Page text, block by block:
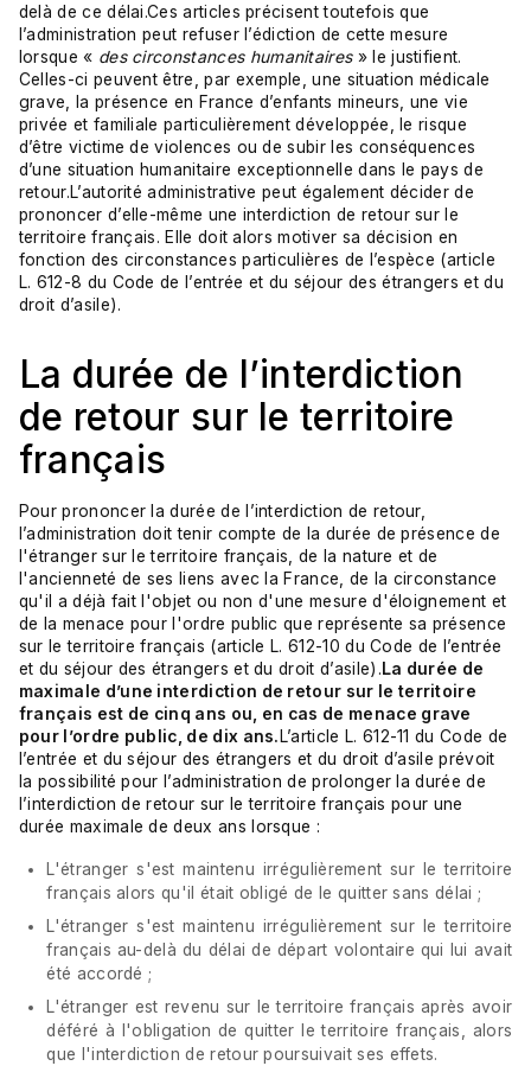
delà de ce délai.Ces articles précisent toutefois que
l’administration peut refuser l’édiction de cette mesure
lorsque « des circonstances humanitaires» le justifient.
Celles-ci peuvent être, par exemple, une situation médicale
grave, la présence en France d’enfants mineurs, une vie
privée et familiale particulièrement développée, le risque
d’être victime de violences ou de subir les conséquences
d’une situation humanitaire exceptionnelle dans le pays de
retour.L’autorité administrative peut également décider de
prononcer d’elle-même une interdiction de retour sur le
territoire français. Elle doit alors motiver sa décision en
fonction des circonstances particulières de l’espèce (article
L. 612-8 du Code de l’entrée et du séjour des étrangers et du
droit d’asile).
La durée de l’interdiction
de retour sur le territoire
français
Pour prononcer la durée de l’interdiction de retour,
l’administration doit tenir compte de la durée de présence de
l'étranger sur le territoire français, de la nature et de
l'ancienneté de ses liens avec la France, de la circonstance
qu'il a déjà fait l'objet ou non d'une mesure d'éloignement et
de la menace pour l'ordre public que représente sa présence
sur le territoire français (article L. 612-10 du Code de l’entrée
et du séjour des étrangers et du droit d’asile).La durée de
maximale d’une interdiction de retour sur le territoire
français est de cinq ans ou, en cas de menace grave
pour l’ordre public, de dix ans. L’article L. 612-11 du Code de
l’entrée et du séjour des étrangers et du droit d’asile prévoit
la possibilité pour l’administration de prolonger la durée de
l’interdiction de retour sur le territoire français pour une
durée maximale de deux ans lorsque :
L'étranger s'est maintenu irrégulièrement sur le territoire
français alors qu'il était obligé de le quitter sans délai ;
L'étranger s'est maintenu irrégulièrement sur le territoire
français au-delà du délai de départ volontaire qui lui avait
été accordé ;
L'étranger est revenu sur le territoire français après avoir
déféré à l'obligation de quitter le territoire français, alors
que l'interdiction de retour poursuivait ses effets.